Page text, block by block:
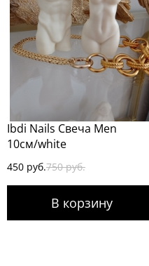
Ibdi Nails Свеча Men
10см/white
450 руб.750 руб.